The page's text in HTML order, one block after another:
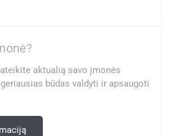
aktualią savo įmonės
būdas valdyti ir apsaugoti